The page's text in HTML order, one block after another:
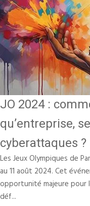
JO 2024 :
qu’entreprise,
cyberattaques ?
Les Jeux Olympiques de
au 11 août 2024. Cet
opportunité majeure pour
déf...